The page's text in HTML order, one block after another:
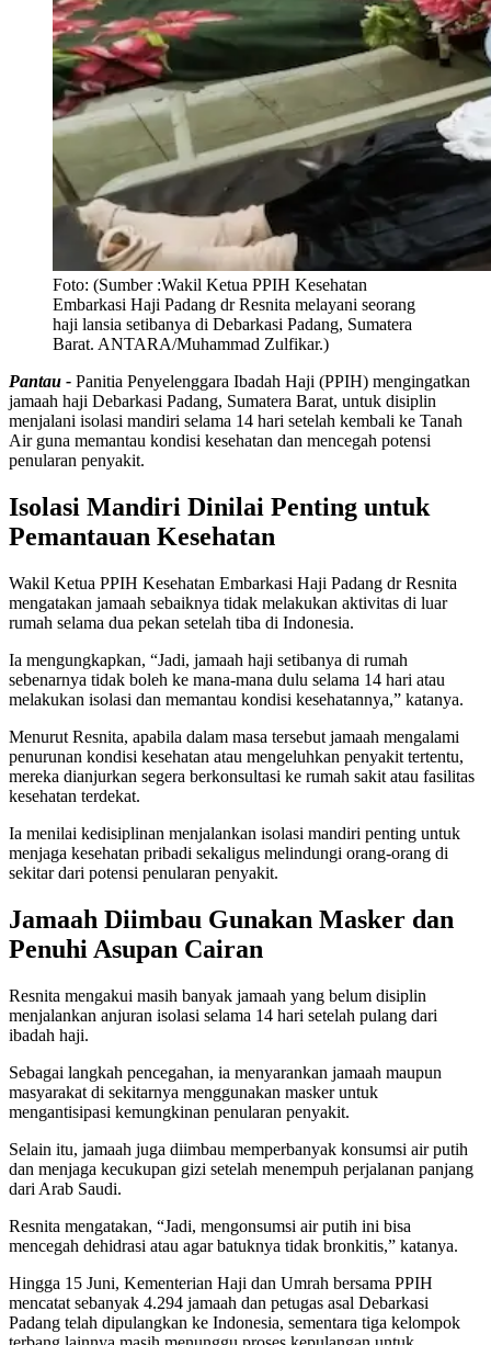
Foto: (Sumber :Wakil Ketua PPIH Kesehatan
Embarkasi Haji Padang dr Resnita melayani seorang
haji lansia setibanya di Debarkasi Padang, Sumatera
Barat. ANTARA/Muhammad Zulfikar.)
Pantau - Panitia Penyelenggara Ibadah Haji (PPIH) mengingatkan
jamaah haji Debarkasi Padang, Sumatera Barat, untuk disiplin
menjalani isolasi mandiri selama 14 hari setelah kembali ke Tanah
Air guna memantau kondisi kesehatan dan mencegah potensi
penularan penyakit.
Isolasi Mandiri Dinilai Penting untuk
Pemantauan Kesehatan
Wakil Ketua PPIH Kesehatan Embarkasi Haji Padang dr Resnita
mengatakan jamaah sebaiknya tidak melakukan aktivitas di luar
rumah selama dua pekan setelah tiba di Indonesia.
Ia mengungkapkan, “Jadi, jamaah haji setibanya di rumah
sebenarnya tidak boleh ke mana-mana dulu selama 14 hari atau
melakukan isolasi dan memantau kondisi kesehatannya,” katanya.
Menurut Resnita, apabila dalam masa tersebut jamaah mengalami
penurunan kondisi kesehatan atau mengeluhkan penyakit tertentu,
mereka dianjurkan segera berkonsultasi ke rumah sakit atau fasilitas
kesehatan terdekat.
Ia menilai kedisiplinan menjalankan isolasi mandiri penting untuk
menjaga kesehatan pribadi sekaligus melindungi orang-orang di
sekitar dari potensi penularan penyakit.
Jamaah Diimbau Gunakan Masker dan
Penuhi Asupan Cairan
Resnita mengakui masih banyak jamaah yang belum disiplin
menjalankan anjuran isolasi selama 14 hari setelah pulang dari
ibadah haji.
Sebagai langkah pencegahan, ia menyarankan jamaah maupun
masyarakat di sekitarnya menggunakan masker untuk
mengantisipasi kemungkinan penularan penyakit.
Selain itu, jamaah juga diimbau memperbanyak konsumsi air putih
dan menjaga kecukupan gizi setelah menempuh perjalanan panjang
dari Arab Saudi.
Resnita mengatakan, “Jadi, mengonsumsi air putih ini bisa
mencegah dehidrasi atau agar batuknya tidak bronkitis,” katanya.
Hingga 15 Juni, Kementerian Haji dan Umrah bersama PPIH
mencatat sebanyak 4.294 jamaah dan petugas asal Debarkasi
Padang telah dipulangkan ke Indonesia, sementara tiga kelompok